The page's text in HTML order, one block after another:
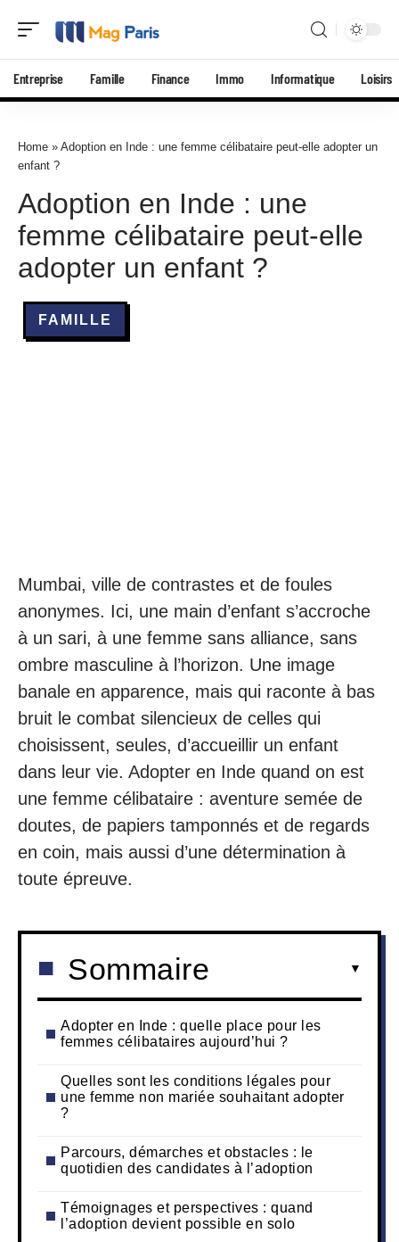
Entreprise Famille Finance Immo Informatique Loisirs
Home » Adoption en Inde : une femme célibataire peut-elle adopter un
enfant ?
Adoption en Inde : une
femme célibataire peut-elle
adopter un enfant ?
FAMILLE
Mumbai, ville de contrastes et de foules
anonymes. Ici, une main d’enfant s’accroche
à un sari, à une femme sans alliance, sans
ombre masculine à l’horizon. Une image
banale en apparence, mais qui raconte à bas
bruit le combat silencieux de celles qui
choisissent, seules, d’accueillir un enfant
dans leur vie. Adopter en Inde quand on est
une femme célibataire : aventure semée de
doutes, de papiers tamponnés et de regards
en coin, mais aussi d’une détermination à
toute épreuve.
Sommaire
Adopter en Inde : quelle place pour les
femmes célibataires aujourd’hui ?
Quelles sont les conditions légales pour
une femme non mariée souhaitant adopter
?
Parcours, démarches et obstacles : le
quotidien des candidates à l’adoption
Témoignages et perspectives : quand
l’adoption devient possible en solo